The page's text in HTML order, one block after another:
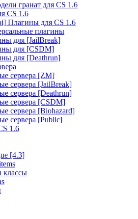
гранат для CS 1.6
CS 1.6
Плагины для CS 1.6
плагины
для [JailBreak]
для [CSDM]
для [Deathrun]
сервера [ZM]
сервера [JailBreak]
сервера [Deathrun]
сервера [CSDM]
сервера [Biohazard]
сервера [Public]
1.6
[4.3]
классы